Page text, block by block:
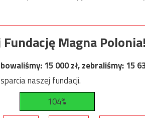
Magna Polonia!
15 000zł, zebraliśmy:15
naszej fundacji.
104%